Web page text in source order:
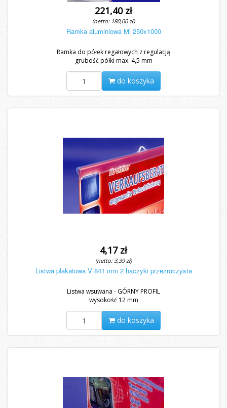
221,40 zł
(netto: 180,00 zł)
Ramka aluminiowa Ml 250x1000
Ramka do półek regałowych z regulacją
grubość półki max. 4,5 mm
do koszyka
4,17 zł
(netto: 3,39 zł)
Listwa plakatowa V 841 mm 2 haczyki przezroczysta
Listwa wsuwana - GÓRNY PROFIL
wysokość 12 mm
do koszyka